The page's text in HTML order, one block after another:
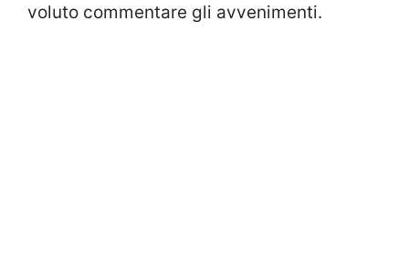
voluto commentare gli avvenimenti.